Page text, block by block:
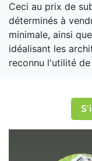
Ceci au prix de
déterminés à
minimale, ainsi
idéalisant les
reconnu l'utilité